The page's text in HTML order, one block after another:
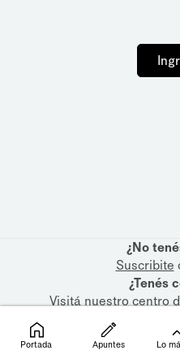
¿No
Suscribite
¿Tenés
Visitá nuestrocentro
Portada Apuntes Lo